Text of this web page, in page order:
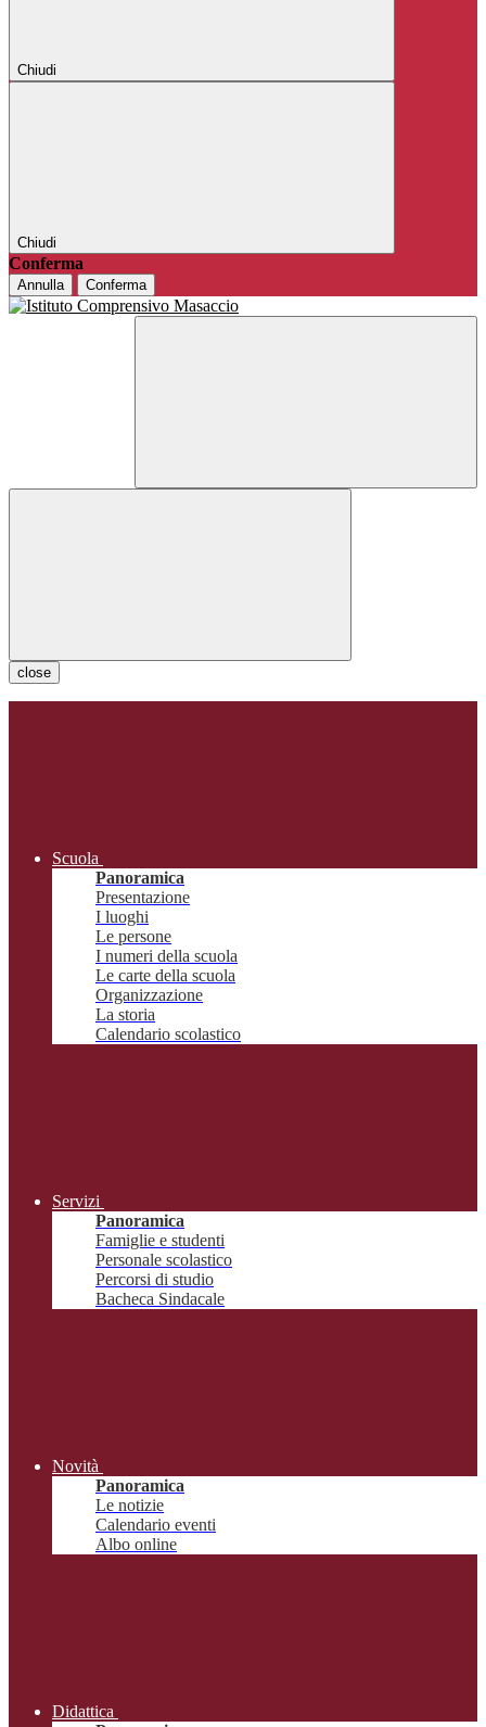
Chiudi
Chiudi
Conferma
Annulla Conferma
close
Scuola
Panoramica
Presentazione
I luoghi
Le persone
I numeri della scuola
Le carte della scuola
Organizzazione
La storia
Calendario scolastico
Servizi
Panoramica
Famiglie e studenti
Personale scolastico
Percorsi di studio
Bacheca Sindacale
Novità
Panoramica
Le notizie
Calendario eventi
Albo online
Didattica